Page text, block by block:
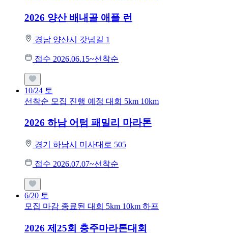
2026 양산 배내골 애플 런
경남 양산시 갓넘길 1
접수 2026.06.15~선착순
10/24 토
선착순 모집 진행 예정 대회 5km 10km
2026 하남 어텀 패밀리 마라톤
경기 하남시 미사대로 505
접수 2026.07.07~선착순
6/20 토
모집 마감 종료된 대회 5km 10km 하프
2026 제25회 충주마라톤대회